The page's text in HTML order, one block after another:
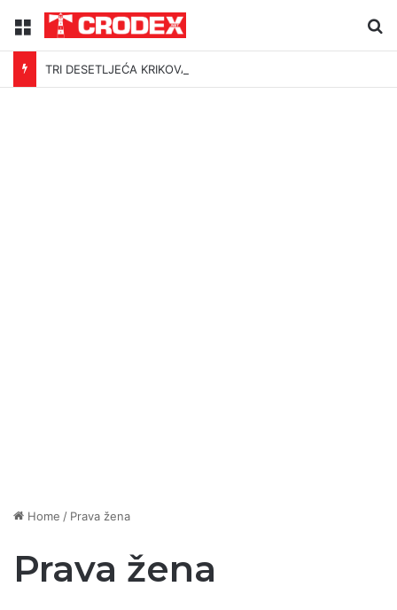
Menu
TRI DESETLJEĆA KRIKOVA OČAJNIKA
Home / Prava žena
Prava žena